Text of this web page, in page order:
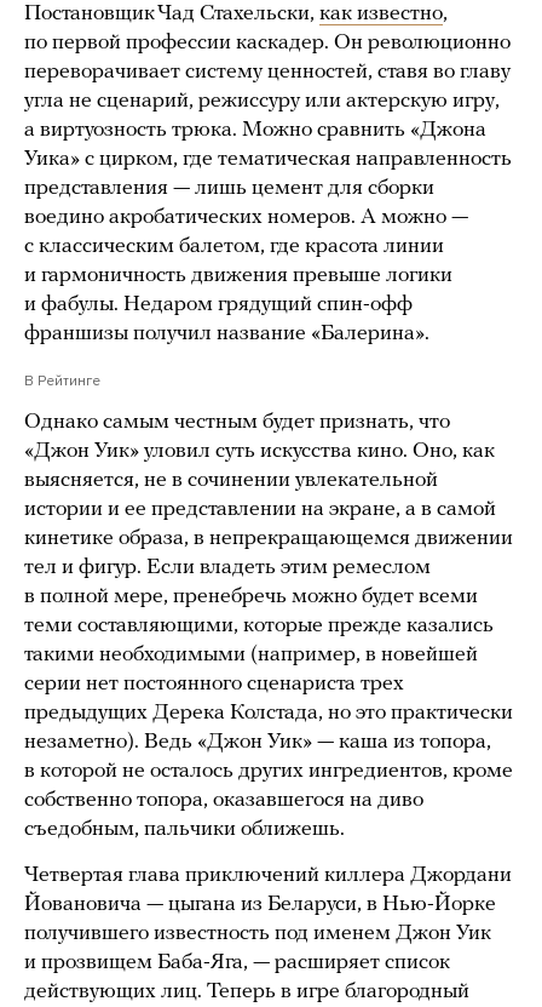
Постановщик Чад Стахельски, как известно,
по первой профессии каскадер. Он революционно
переворачивает систему ценностей, ставя во главу
угла не сценарий, режиссуру или актерскую игру,
а виртуозность трюка. Можно сравнить «Джона
Уика» с цирком, где тематическая направленность
представления — лишь цемент для сборки
воедино акробатических номеров. А можно —
с классическим балетом, где красота линии
и гармоничность движения превыше логики
и фабулы. Недаром грядущий спин-офф
франшизы получил название «Балерина».
В Рейтинге
Однако самым честным будет признать, что
«Джон Уик» уловил суть искусства кино. Оно, как
выясняется, не в сочинении увлекательной
истории и ее представлении на экране, а в самой
кинетике образа, в непрекращающемся движении
тел и фигур. Если владеть этим ремеслом
в полной мере, пренебречь можно будет всеми
теми составляющими, которые прежде казались
такими необходимыми (например, в новейшей
серии нет постоянного сценариста трех
предыдущих Дерека Колстада, но это практически
незаметно). Ведь «Джон Уик» — каша из топора,
в которой не осталось других ингредиентов, кроме
собственно топора, оказавшегося на диво
съедобным, пальчики оближешь.
Четвертая глава приключений киллера Джордани
Йовановича — цыгана из Беларуси, в Нью-Йорке
получившего известность под именем Джон Уик
и прозвищем Баба-Яга, — расширяет список
действующих лиц. Теперь в игре благородный